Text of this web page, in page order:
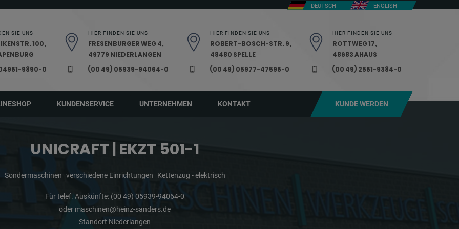
DEUTSCH ENGLISH
SIE UNS
100,
9890-0
HIER FINDEN SIE UNS
FRESENBURGER WEG 4,
49779 NIEDERLANGEN
(00 49) 05939-94064-0
HIER FINDEN SIE UNS
ROBERT-BOSCH-STR. 9,
48480 SPELLE
(00 49) 05977-47596-0
HIER FINDEN SIE UNS
ROTTWEG 17,
48683 AHAUS
(00 49) 2561-9384-0
KUNDENSERVICE UNTERNEHMEN KONTAKT KUNDE WERDEN
UNICRAFT | EKZT 501-1
Sondermaschinen verschiedene Einrichtungen Kettenzug - elektrisch
Für telef. Auskünfte: (00 49) 05939-94064-0
oder maschinen@heinz-sanders.de
Standort Niederlangen